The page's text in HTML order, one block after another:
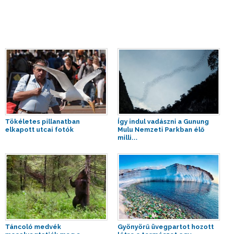
Tökéletes pillanatban
elkapott utcai fotók
Így indul vadászni a Gunung
Mulu Nemzeti Parkban élő
milli...
Táncoló medvék
Gyönyörű üvegpartot hozott